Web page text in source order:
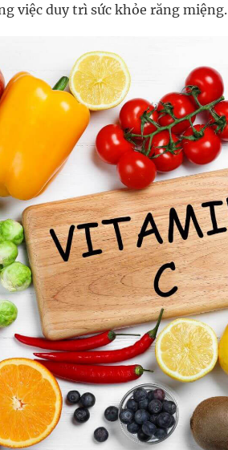
việc duy trì sức khỏe răng miệng.